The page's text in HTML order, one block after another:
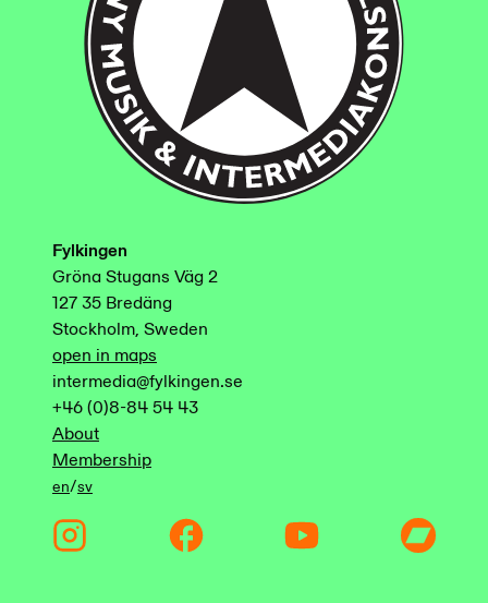
Fylkingen
Gröna Stugans Väg 2
127 35 Bredäng
Stockholm, Sweden
open in maps
intermedia@fylkingen.se
+46 (0)8-84 54 43
About
Membership
en/sv